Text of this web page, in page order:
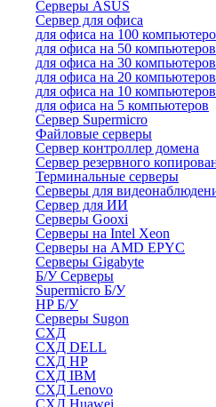
Серверы ASUS
Сервер для офиса
для офиса на 100
для офиса на 50 компьютеров
для офиса на 30 компьютеров
для офиса на 20 компьютеров
для офиса на 10 компьютеров
для офиса на 5 компьютеров
Сервер Supermicro
Файловые серверы
Сервер контроллер домена
Сервер резервного
Терминальные серверы
Серверы для
Сервер для ИИ
Серверы Gooxi
Серверы на Intel Xeon
Серверы на AMD EPYC
Серверы Gigabyte
Б/У Серверы
Supermicro Б/У
HP Б/У
Серверы Sugon
СХД
СХД DELL
СХД HP
СХД IBM
СХД Lenovo
СХД Huawei